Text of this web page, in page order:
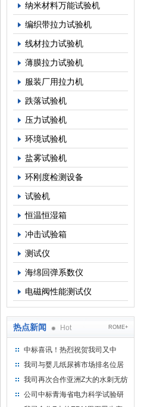
纳米材料万能试验机
编织带拉力试验机
线材拉力试验机
薄膜拉力试验机
服装厂用拉力机
跌落试验机
压力试验机
环境试验机
盐雾试验机
环刚度检测设备
试验机
恒温恒湿箱
冲击试验箱
测试仪
海绵回弹系数仪
电磁阀性能测试仪
热点新闻 Hot ROME+
中标喜讯！热烈祝贺我司又中
标！
我司与婴儿纸尿裤市场排名位居
名的全日美实业合作成功！
我司再次合作亚洲Z大的水刺无纺
布供应商-南六企业！
公司中标青海省电力科学试验研